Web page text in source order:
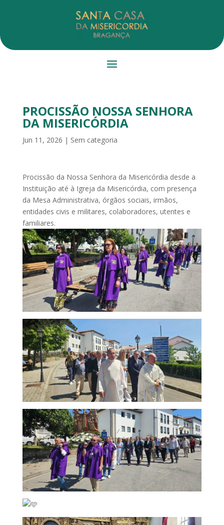
PROCISSÃO NOSSA SENHORA
DA MISERICÓRDIA
Jun 11, 2026 | Sem categoria
Procissão da Nossa Senhora da Misericórdia desde a
Instituição até à Igreja da Misericórdia, com presença
da Mesa Administrativa, órgãos sociais, irmãos,
entidades civis e militares, colaboradores, utentes e
familiares.